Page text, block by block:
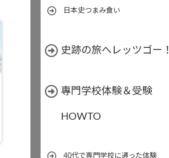
日本史つまみ食い
史跡の旅へレッツゴー！
專門学校体験＆受験
HOWTO
40代で専門学校に通った体験